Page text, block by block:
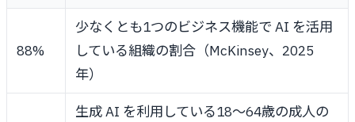
88%
少なくとも1つのビジネス機能で AI を活用
している組織の割合（McKinsey、2025
年）
生成 AI を利用している18～64歳の成人の